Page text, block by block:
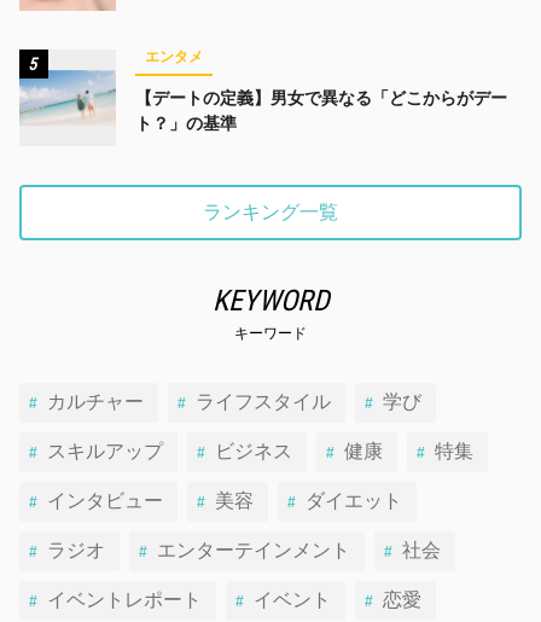
5 エンタメ
【デートの定義】男女で異なる「どこからがデー
ト？」の基準
ランキング一覧
KEYWORD
キーワード
カルチャー ライフスタイル 学び
スキルアップ ビジネス 健康 特集
インタビュー 美容 ダイエット
ラジオ エンターテインメント 社会
イベントレポート イベント 恋愛